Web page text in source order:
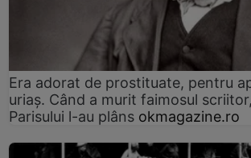
Era adorat de prostituate, pentru
uriaș. Când a murit faimosul
Parisului l-au plâns okmagazine.ro